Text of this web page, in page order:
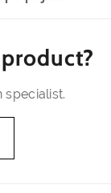
specialist.